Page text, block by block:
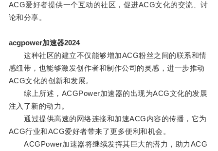
ACG爱好者提供一个互动的社区，促进ACG文化的交流、讨
论和分享。
acgpower加速器2024
这种社区的建立不仅能够增加ACG粉丝之间的联系和情
感纽带，也能够激发创作者和制作公司的灵感，进一步推动
ACG文化的创新和发展。
综上所述，ACGPower加速器的出现为ACG文化的发展
注入了新的动力。
通过提供高速的网络连接和加速ACG内容的传播，它为
ACG行业和ACG爱好者带来了更多便利和机会。
ACGPower加速器将继续发挥其巨大的潜力，助力ACG